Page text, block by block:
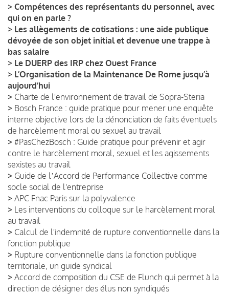
> Compétences des représentants du personnel, avec
qui on en parle ?
> Les allègements de cotisations : une aide publique
dévoyée de son objet initial et devenue une trappe à
bas salaire
> Le DUERP des IRP chez Ouest France
> L’Organisation de la Maintenance De Rome jusqu’à
aujourd’hui
> Charte de l'environnement de travail de Sopra-Steria
> Bosch France : guide pratique pour mener une enquête
interne objective lors de la dénonciation de faits éventuels
de harcèlement moral ou sexuel au travail
> #PasChezBosch : Guide pratique pour prévenir et agir
contre le harcèlement moral, sexuel et les agissements
sexistes au travail
> Guide de lʼAccord de Performance Collective comme
socle social de l'entreprise
> APC Fnac Paris sur la polyvalence
> Les interventions du colloque sur le harcèlement moral
au travail
> Calcul de l'indemnité de rupture conventionnelle dans la
fonction publique
> Rupture conventionnelle dans la fonction publique
territoriale, un guide syndical
> Accord de composition du CSE de Flunch qui permet à la
direction de désigner des élus non syndiqués